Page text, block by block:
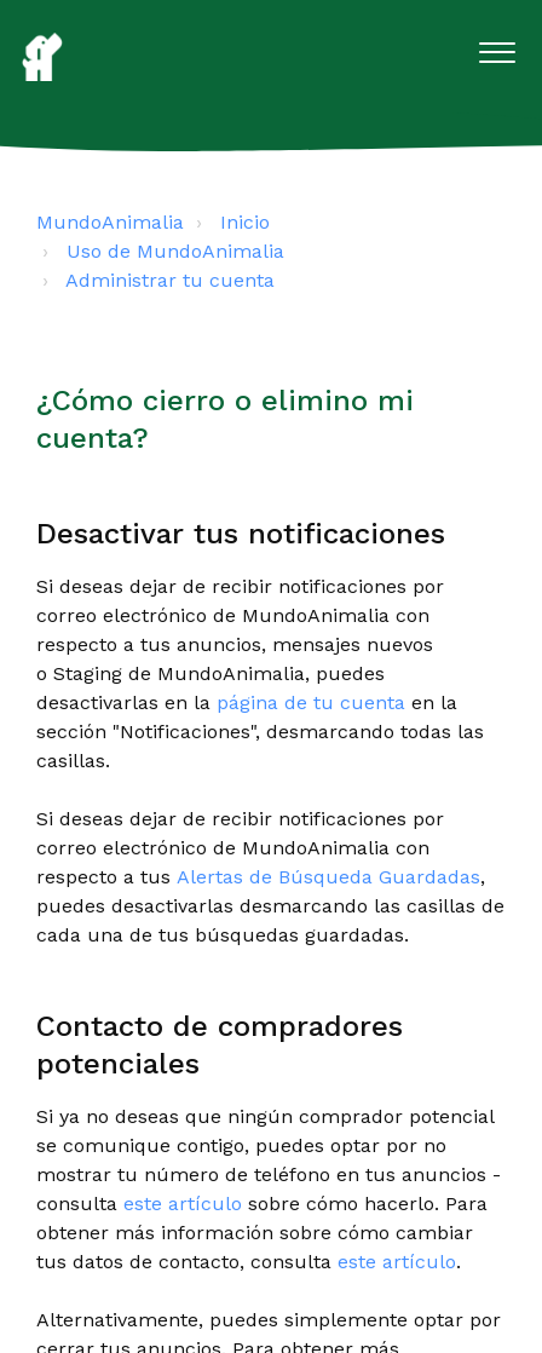
MundoAnimalia
Inicio
Uso de MundoAnimalia
Administrar tu cuenta
¿Cómo cierro o elimino mi
cuenta?
Desactivar tus notificaciones
Si deseas dejar de recibir notificaciones por
correo electrónico de MundoAnimalia con
respecto a tus anuncios, mensajes nuevos
o Staging de MundoAnimalia, puedes
desactivarlas en la página de tu cuenta en la
sección "Notificaciones", desmarcando todas las
casillas.
Si deseas dejar de recibir notificaciones por
correo electrónico de MundoAnimalia con
respecto a tus Alertas de Búsqueda Guardadas,
puedes desactivarlas desmarcando las casillas de
cada una de tus búsquedas guardadas.
Contacto de compradores
potenciales
Si ya no deseas que ningún comprador potencial
se comunique contigo, puedes optar por no
mostrar tu número de teléfono en tus anuncios -
consulta este artículo sobre cómo hacerlo. Para
obtener más información sobre cómo cambiar
tus datos de contacto, consulta este artículo.
Alternativamente, puedes simplemente optar por